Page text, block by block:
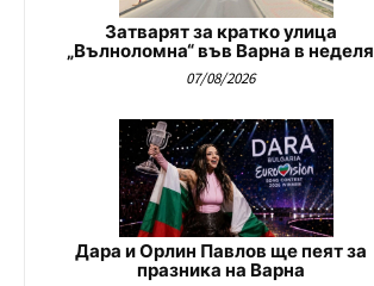
Затварят за кратко улица
„Вълноломна“ във Варна в неделя
07/08/2026
Дара и Орлин Павлов ще пеят за
празника на Варна